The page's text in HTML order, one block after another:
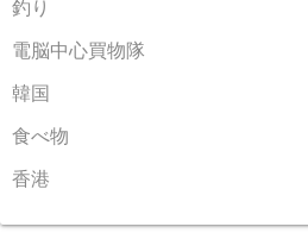
釣り
電脳中心買物隊
韓国
食べ物
香港